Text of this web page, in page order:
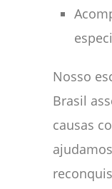
Nosso
Brasil
causas